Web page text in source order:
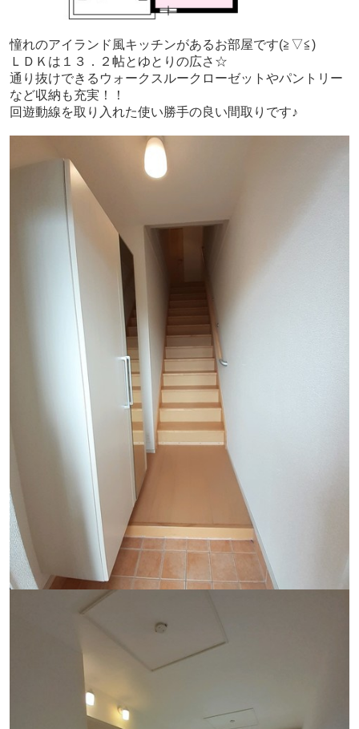
憧れのアイランド風キッチンがあるお部屋です(≧▽≦)
ＬＤＫは１３．２帖とゆとりの広さ☆
通り抜けできるウォークスルークローゼットやパントリー
など収納も充実！！
回遊動線を取り入れた使い勝手の良い間取りです♪